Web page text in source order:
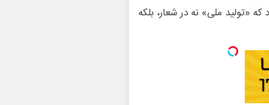
«تولید ملی» نه در شعار، بلکه